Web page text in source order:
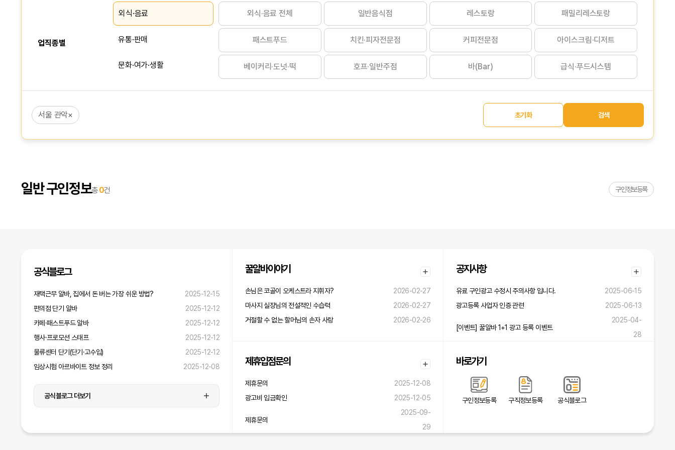
업직종별
외식·음료
유통·판매
문화·여가·생활
서비스
상담·영업·리서치
운전·배달
외식·음료 전체 일반음식점 레스토랑 패밀리레스토랑
패스트푸드 치킨·피자전문점 커피전문점 아이스크림·디저트
베이커리·도넛·떡 호프·일반주점 바(Bar) 급식·푸드시스템
도시락·반찬
초기화 검색
서울 관악×
일반 구인정보총0건 구인정보등록
공식블로그
재택근무 알바, 집에서 돈 버는 가장 쉬운 방법?
2025-12-15
편의점 단기 알바
2025-12-12
카페·패스트푸드 알바
2025-12-12
행사·프로모션 스태프
2025-12-12
물류센터 단기(단기·고수입)
2025-12-12
임상시험 아르바이트 정보 정리
2025-12-08
공식블로그 더보기
꿀알바이야기
손님은 코골이 오케스트라 지휘자?
2026-02-27
마사지 실장님의 전설적인 수습력
2026-02-27
거절할 수 없는 할머님의 손자 사랑
2026-02-26
제휴입점문의
제휴문의
2025-12-08
광고비 입금확인
2025-12-05
제휴문의
2025-09-
29
공지사항
유료 구인광고 수정시 주의사항 입니다.
2025-06-15
광고등록 사업자 인증 관련
2025-06-13
[이벤트] 꿀알바 1+1 광고 등록 이벤트
2025-04-
28
바로가기
구인정보등록 구직정보등록 공식블로그